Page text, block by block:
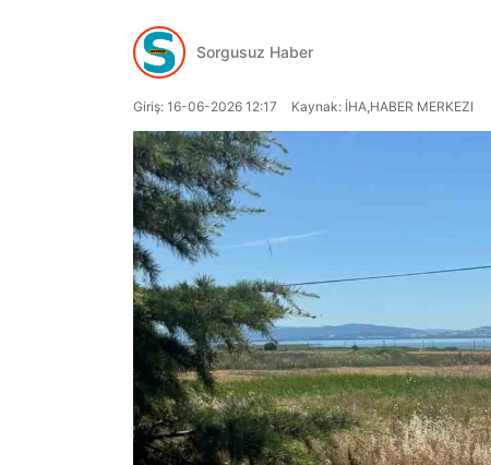
Sorgusuz Haber
Giriş: 16-06-2026 12:17 Kaynak: İHA,HABER MERKEZI